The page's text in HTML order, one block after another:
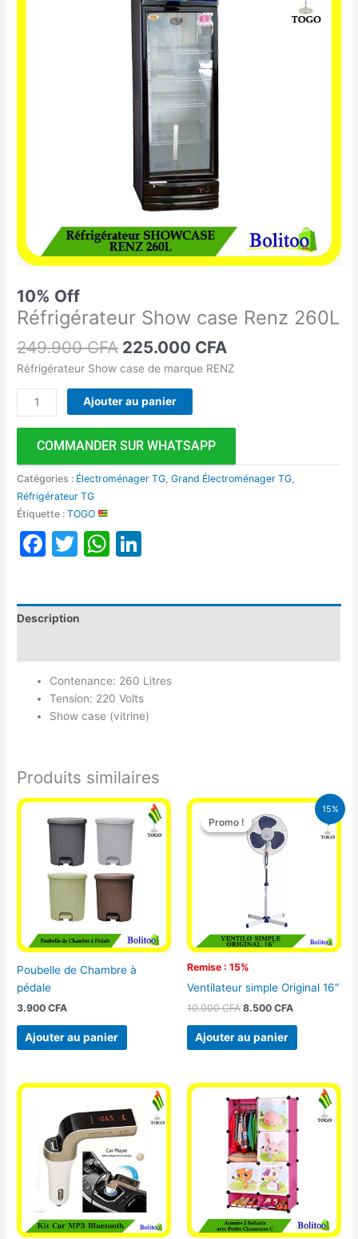
10% Off
Réfrigérateur Show case Renz 260L
249.900CFA
249.900 CFA.
225.000 CFA
225.000 CFA.
Réfrigérateur Show case de marque RENZ
Ajouter au panier
COMMANDER SUR WHATSAPP
Catégories : Électroménager TG ,Grand Électroménager TG
Réfrigérateur TG
Étiquette :TOGO
Facebook
TwitterWhatsApp
Description
Contenance: 260 Litres
Tension: 220 Volts
Show case (vitrine)
Produits similaires
Poubelle de Chambre à
pédale
3.900CFA
Ajouter au panier
15%
Promo !
Remise : 15%
Promo !
Ventilateur simple Original 16″
10.000CFA
Le
prix
initial
était :
10.000 CFA.
8.500 CFA
Le
Ajouter au panier